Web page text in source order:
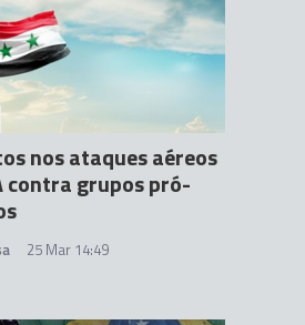
nos ataques aéreos
contra grupos pró-
25 Mar 14:49